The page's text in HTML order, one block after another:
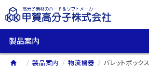
製品案内 物流機器 パレットボックス
製品案内